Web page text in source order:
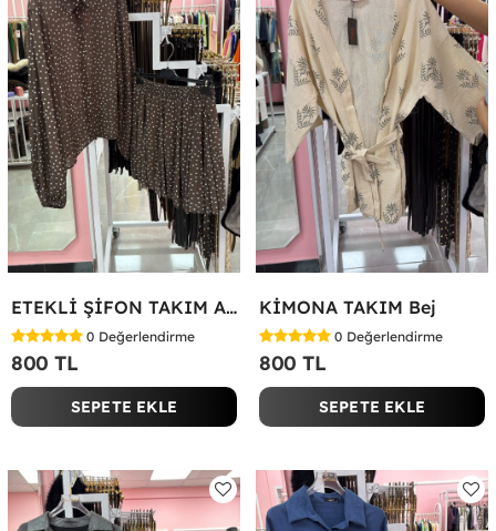
ETEKLİ ŞİFON TAKIM Acı Kahve
0 Değerlendirme
800 TL
SEPETE EKLE
KİMONA TAKIM Bej
0 Değerlendirme
800 TL
SEPETE EKLE